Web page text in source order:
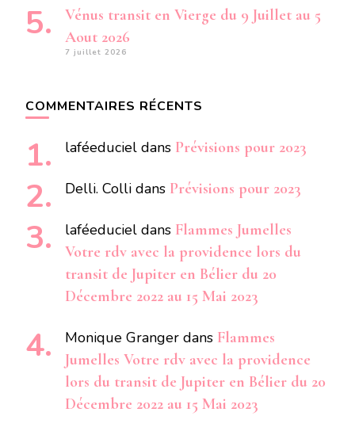
Vénus transit en Vierge du 9 Juillet au 5
Aout 2026
7 juillet 2026
COMMENTAIRES RÉCENTS
laféeduciel dans Prévisions pour 2023
Delli. Colli dans Prévisions pour 2023
laféeduciel dans Flammes Jumelles
Votre rdv avec la providence lors du
transit de Jupiter en Bélier du 20
Décembre 2022 au 15 Mai 2023
Monique Granger dans Flammes
Jumelles Votre rdv avec la providence
lors du transit de Jupiter en Bélier du 20
Décembre 2022 au 15 Mai 2023